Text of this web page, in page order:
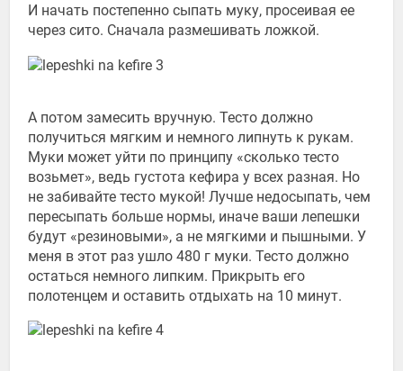
И начать постепенно сыпать муку, просеивая ее
через сито. Сначала размешивать ложкой.
А потом замесить вручную. Тесто должно
получиться мягким и немного липнуть к рукам.
Муки может уйти по принципу «сколько тесто
возьмет», ведь густота кефира у всех разная. Но
не забивайте тесто мукой! Лучше недосыпать, чем
пересыпать больше нормы, иначе ваши лепешки
будут «резиновыми», а не мягкими и пышными. У
меня в этот раз ушло 480 г муки. Тесто должно
остаться немного липким. Прикрыть его
полотенцем и оставить отдыхать на 10 минут.